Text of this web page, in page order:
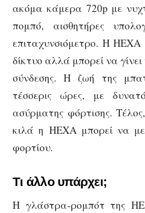
ακόμα κάμερα 720p με
πομπό, αισθητήρες
επιταχυνσιόμετρο. Η
δίκτυο αλλά μπορεί να
σύνδεσης. Η ζωή της
τέσσερις ώρες, με
ασύρματης φόρτισης.
κιλά η HEXA μπορεί να
φορτίου.
Τι άλλο υπάρχει;
Η γλάστρα-ρομπότ της